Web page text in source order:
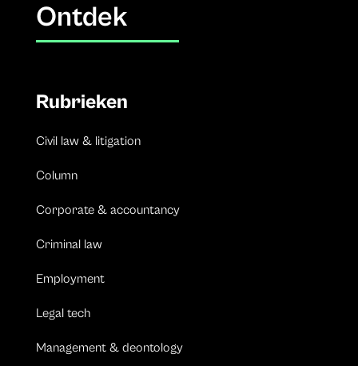
Ontdek
Rubrieken
Civil law & litigation
Column
Corporate & accountancy
Criminal law
Employment
Legal tech
Management & deontology